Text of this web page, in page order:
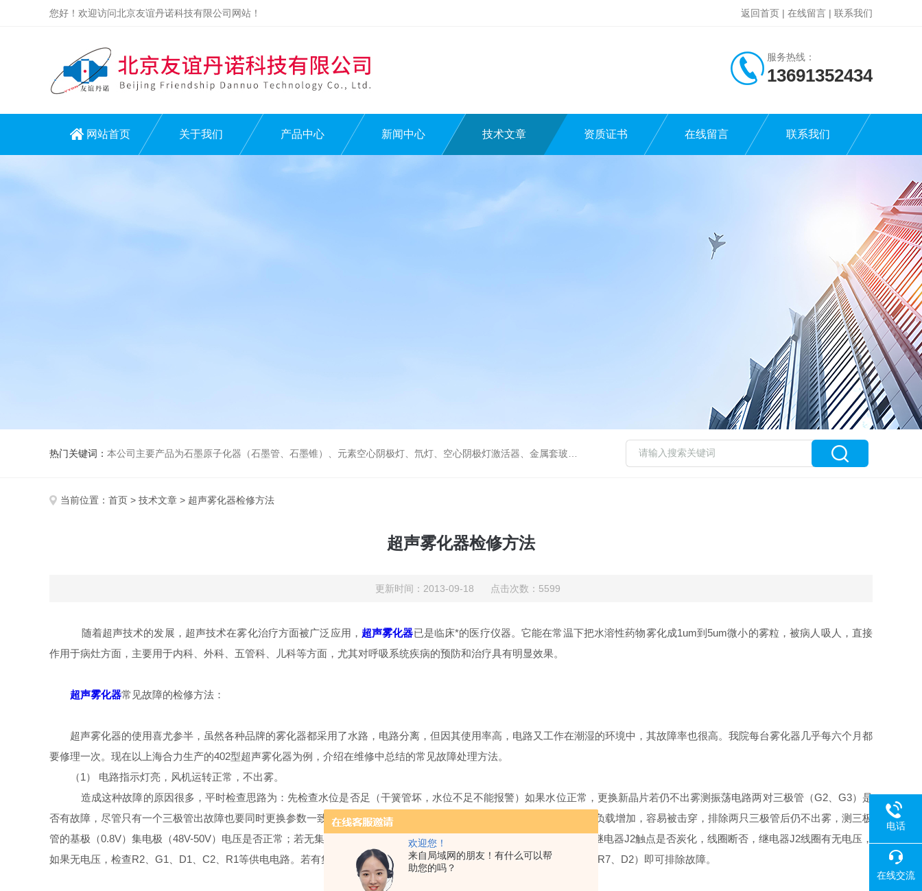
欢迎您！
来自局域网的朋友！有什么可以帮
助您的吗？
您好！欢迎访问北京友谊丹诺科技有限公司网站！ 返回首页 | 在线留言 | 联系我们
服务热线：
13691352434
网站首页 关于我们 产品中心 新闻中心 技术文章 资质证书 在线留言 联系我们
热门关键词： 本公司主要产品为石墨原子化器（石墨管、石墨锥）、元素空心阴极灯、氘灯、空心阴极灯激活器、金属套玻璃高效雾化喷嘴。同时经销进口原装石墨管、石墨锥、空心阴极灯、氘灯等。
当前位置： 首页 > 技术文章 > 超声雾化器检修方法
超声雾化器检修方法
更新时间：2013-09-18 点击次数：5599
随着超声技术的发展，超声技术在雾化治疗方面被广泛应用， 超声雾化器已是临床*的医疗仪器。它能在常温下把水溶性药物雾化成1um到5um微小的雾粒，被病人吸人，直接
作用于病灶方面，主要用于内科、外科、五管科、儿科等方面，尤其对呼吸系统疾病的预防和治疗具有明显效果。
超声雾化器常见故障的检修方法：
超声雾化器的使用喜尤参半，虽然各种品牌的雾化器都采用了水路，电路分离，但因其使用率高，电路又工作在潮湿的环境中，其故障率也很高。我院每台雾化器几乎每六个月都
要修理一次。现在以上海合力生产的402型超声雾化器为例，介绍在维修中总结的常见故障处理方法。
（1） 电路指示灯亮，风机运转正常，不出雾。
造成这种故障的原因很多，平时检查思路为：先检查水位是否足（干簧管坏，水位不足不能报警）如果水位正常，更换新晶片若仍不出雾测振荡电路两对三极管（G2、G3）是
否有故障，尽管只有一个三极管出故障也要同时更换参数一致的管子，避免选用放大倍数小的管子，否则工作电流增大，负载增加，容易被击穿，排除两只三极管后仍不出雾，测三极
管的基极（0.8V）集电极（48V-50V）电压是否正常；若无集电极和基极电压，观察继电器J2触点是否吸合，若不吸合查继电器J2触点是否炭化，线圈断否，继电器J2线圈有无电压，
如果无电压，检查R2、G1、D1、C2、R1等供电电路。若有集电压，而无基极电压，检查基极偏置电路（Wl、W2、R6、R7、D2）即可排除故障。
电话
在线交流